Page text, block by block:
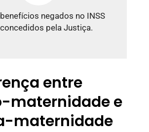
negados no INSS
pela Justiça.
entre
maternidade e
maternidade